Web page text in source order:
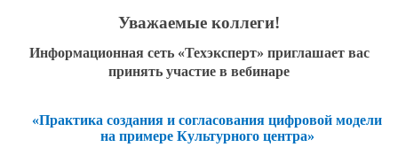
Уважаемые коллеги!
Информационная сеть «Техэкcперт» приглашает вас
принять участие в вебинаре
«Практика создания и согласования цифровой модели
на примере Культурного центра»